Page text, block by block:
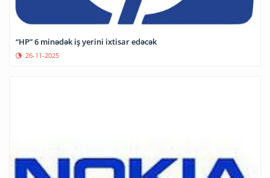
“HP” 6 minədək iş yerini ixtisar edəcək
26-11-2025